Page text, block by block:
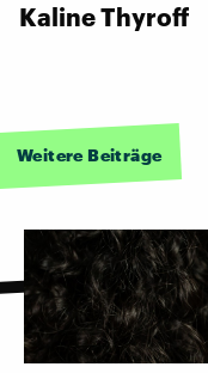
Kaline Thyroff
Weitere Beiträge